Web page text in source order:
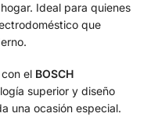
Ideal para quienes
que
el BOSCH
superior y diseño
una ocasión especial.